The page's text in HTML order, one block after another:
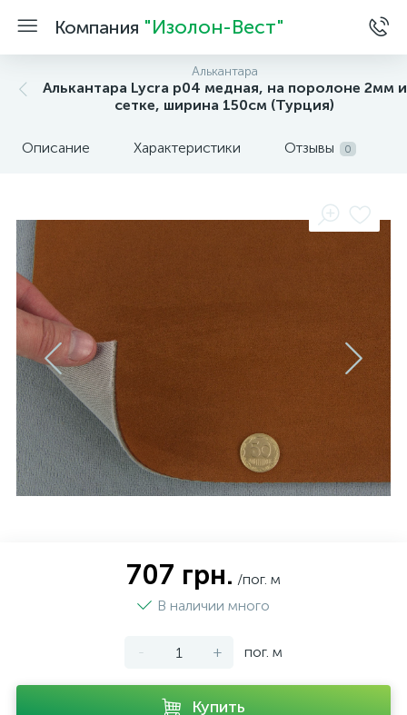
Компания "Изолон-Вест"
Алькантара
Алькантара Lycra p04 медная, на поролоне 2мм и
сетке, ширина 150см (Турция)
Описание Характеристики Отзывы 0
707 грн. /пог. м
В наличии много
- + пог. м
Купить